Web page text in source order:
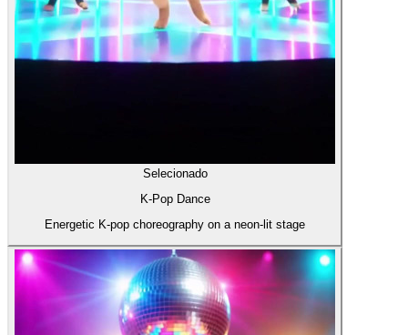
Selecionado
K-Pop Dance
Energetic K-pop choreography on a neon-lit stage